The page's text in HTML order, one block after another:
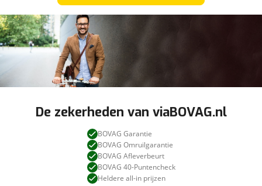
De zekerheden van viaBOVAG.nl
BOVAG Garantie
BOVAG Omruilgarantie
BOVAG Afleverbeurt
BOVAG 40-Puntencheck
Heldere all-in prijzen